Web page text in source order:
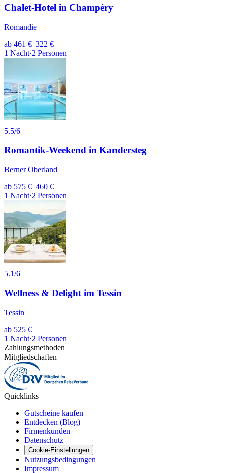
Chalet-Hotel in Champéry
Romandie
ab 461 € 322 €
1 Nacht·2 Personen
5.5/6
Romantik-Weekend in Kandersteg
Berner Oberland
ab 575 € 460 €
1 Nacht·2 Personen
5.1/6
Wellness & Delight im Tessin
Tessin
ab 525 €
1 Nacht·2 Personen
Zahlungsmethoden
Mitgliedschaften
Quicklinks
Gutscheine kaufen
Entdecken (Blog)
Firmenkunden
Datenschutz
Cookie-Einstellungen
Nutzungsbedingungen
Impressum